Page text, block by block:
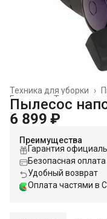
Техника для уборки
›
Техника для
Главная
Пылесос
6 899 ₽
Преимущества
Гарантия
Безопасная
Удобный возврат
Оплата частями в